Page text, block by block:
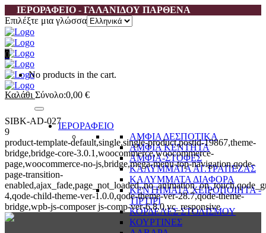
ΙΕΡΟΡΑΦΕΙΟ - ΓΑΛΑΝΙΔΟΥ ΠΑΡΘΕΝΑ
Επιλέξτε μια γλώσσα
0
No products in the cart.
Καλάθι Σύνολο:0,00 €
ΙΕΡΟΡΑΦΕΙΟ
ΑΜΦΙΑ ΔΕΣΠΟΤΙΚΑ
ΑΜΦΙΑ ΚΕΝΤΗΤΑ
ΑΜΦΙΑ-ΣΤΟΦΕΣ
ΚΑΛΥΜΜΑΤΑ ΑΓ.ΤΡΑΠΕΖΑΣ
ΚΑΛΥΜΜΑΤΑ ΔΙΑΦΟΡΑ
ΚΕΝΤΗΜΑΤΑ ΧΕΙΡΟΠΟΙΗΤΑ -
ΤΙΡΤΙΡΙ
ΚΟΡΔΕΛΕΣ ΣΤΟΛΙΣΜΟΥ
ΚΟΥΡΤΙΝΕΣ
SIBK-AD-027
9
product-template-default,single,single-product,postid-19867,theme-
bridge,bridge-core-3.0.1,woocommerce,woocommerce-
page,woocommerce-no-js,bridge,mega-menu-top-navigation,qode-
page-transition-
4,qode-child-theme-ver-1.0.0,qode-theme-ver-28.7,qode-theme-
bridge,wpb-js-composer js-comp-ver-6.8.0,vc_responsive